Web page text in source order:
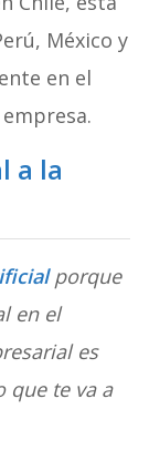
México y
en el
a la
porque
en el
es
que te va a